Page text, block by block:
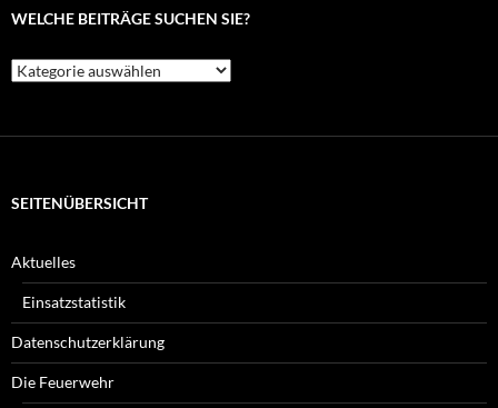
WELCHE BEITRÄGE SUCHEN SIE?
Welche
Beiträge
SEITENÜBERSICHT
Aktuelles
Einsatzstatistik
Datenschutzerklärung
Die Feuerwehr